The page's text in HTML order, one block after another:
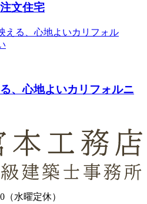
文住宅
、心地よいカリフォルニ
（水曜定休）